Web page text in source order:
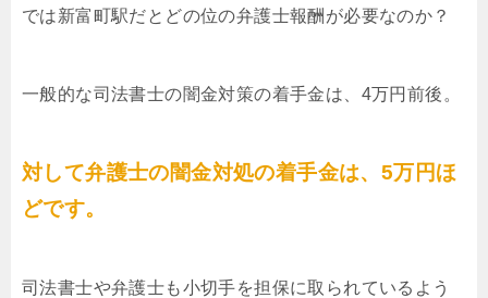
では新富町駅だとどの位の弁護士報酬が必要なのか？
一般的な司法書士の闇金対策の着手金は、4万円前後。
対して弁護士の闇金対処の着手金は、5万円ほ
どです。
司法書士や弁護士も小切手を担保に取られているよう